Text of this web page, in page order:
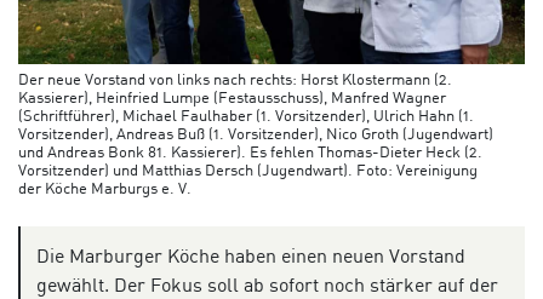
Der neue Vorstand von links nach rechts: Horst Klostermann (2.
Kassierer), Heinfried Lumpe (Festausschuss), Manfred Wagner
(Schriftführer), Michael Faulhaber (1. Vorsitzender), Ulrich Hahn (1.
Vorsitzender), Andreas Buß (1. Vorsitzender), Nico Groth (Jugendwart)
und Andreas Bonk 81. Kassierer). Es fehlen Thomas-Dieter Heck (2.
Vorsitzender) und Matthias Dersch (Jugendwart). Foto: Vereinigung
der Köche Marburgs e. V.
Die Marburger Köche haben einen neuen Vorstand
gewählt. Der Fokus soll ab sofort noch stärker auf der